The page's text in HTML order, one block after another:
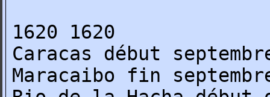
1620 1620
Caracas début
Maracaibo fin